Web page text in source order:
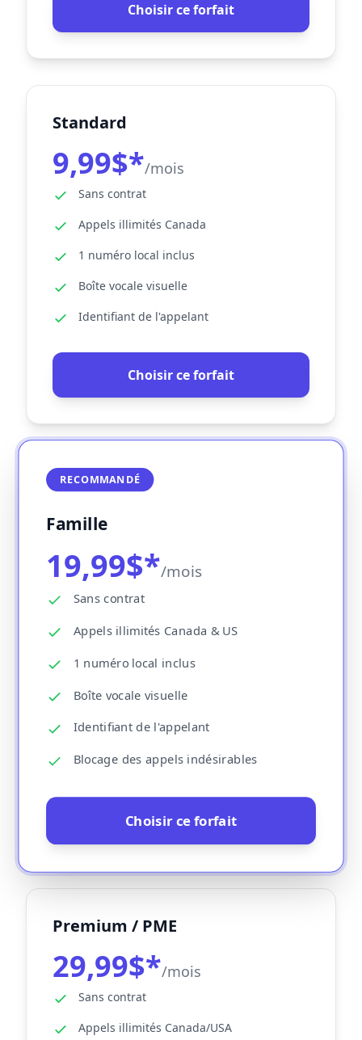
Choisir ce forfait
Standard
9,99$*/mois
Sans contrat
Appels illimités Canada
1 numéro local inclus
Boîte vocale visuelle
Identifiant de l'appelant
Choisir ce forfait
RECOMMANDÉ
Famille
19,99$*/mois
Sans contrat
Appels illimités Canada & US
1 numéro local inclus
Boîte vocale visuelle
Identifiant de l'appelant
Blocage des appels indésirables
Choisir ce forfait
Premium / PME
29,99$*/mois
Sans contrat
Appels illimités Canada/USA